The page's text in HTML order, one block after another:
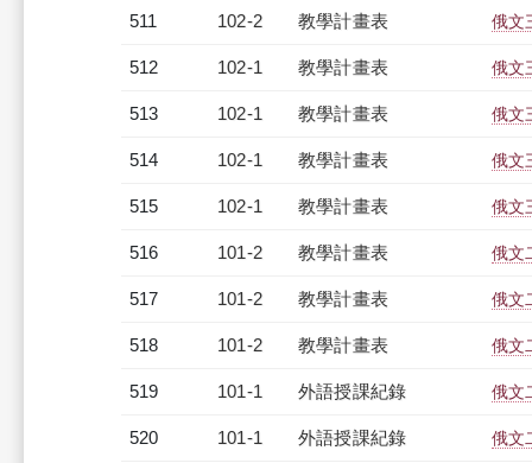
511 102-2 教學計畫表 俄文
512 102-1 教學計畫表 俄文
513 102-1 教學計畫表 俄文
514 102-1 教學計畫表 俄文
515 102-1 教學計畫表 俄文
516 101-2 教學計畫表 俄文
517 101-2 教學計畫表 俄文
518 101-2 教學計畫表 俄文
519 101-1 外語授課紀錄 俄文
520 101-1 外語授課紀錄 俄文